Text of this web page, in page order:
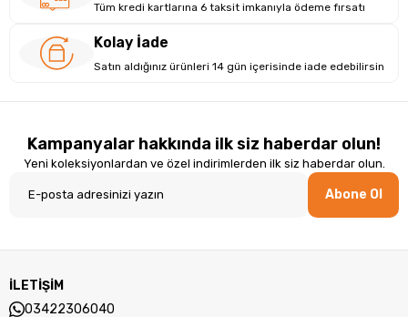
Tüm kredi kartlarına 6 taksit imkanıyla ödeme fırsatı
Kolay İade
Satın aldığınız ürünleri 14 gün içerisinde iade edebilirsin
Kampanyalar hakkında ilk siz haberdar olun!
Yeni koleksiyonlardan ve özel indirimlerden ilk siz haberdar olun.
Abone Ol
İLETİŞİM
03422306040